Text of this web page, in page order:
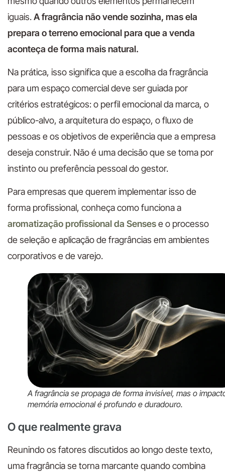
iguais.A fragrância não vende sozinha, mas ela
prepara o terreno emocional para que a venda
aconteça de forma mais natural.
Na prática, isso significa que a escolha da fragrância
para um espaço comercial deve ser guiada por
critérios estratégicos: o perfil emocional da marca, o
público-alvo, a arquitetura do espaço, o fluxo de
pessoas e os objetivos de experiência que a empresa
deseja construir. Não é uma decisão que se toma por
instinto ou preferência pessoal do gestor.
Para empresas que querem implementar isso de
forma profissional, conheça como funciona a
aromatização profissional da Sensese o processo
de seleção e aplicação de fragrâncias em ambientes
corporativos e de varejo.
A fragrância se propaga de forma invisível, mas o
memória emocional é profundo e duradouro.
O que realmente grava
Reunindo os fatores discutidos ao longo deste texto,
uma fragrância se torna marcante quando combina